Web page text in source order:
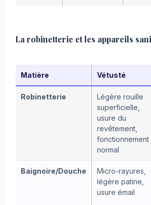
La robinetterie et les appareils
Matière Vétusté
Robinetterie
Légère rouille
superficielle,
usure du
revêtement,
fonctionnement
normal
Baignoire/Douche
Micro-rayures,
légère patine,
usure émail